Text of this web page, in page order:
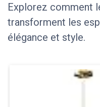
Explorez comment
transforment les
élégance et style.